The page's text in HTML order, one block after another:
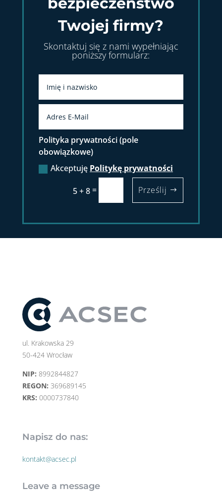
Twojej firmy?
Skontaktuj się z nami wypełniając
poniższy formularz:
Polityka prywatności (pole
obowiązkowe)
Akceptuję Politykę prywatności
5 + 8= Prześlij
ul. Krakowska 29
50-424 Wrocław
NIP: 8992844827
REGON: 369689145
KRS: 0000737840
Napisz do nas:
kontakt@acsec.pl
Leave a message